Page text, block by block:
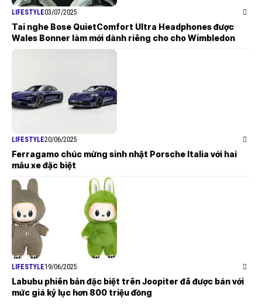
LIFESTYLE03/07/2025
Tai nghe Bose QuietComfort Ultra Headphones được
Wales Bonner làm mới dành riêng cho cho Wimbledon
LIFESTYLE20/06/2025
Ferragamo chúc mừng sinh nhật Porsche Italia với hai
mẫu xe đặc biệt
LIFESTYLE19/06/2025
Labubu phiên bản đặc biệt trên Joopiter đã được bán với
mức giá kỷ lục hơn 800 triệu đồng